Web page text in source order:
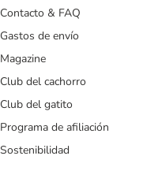
Contacto & FAQ
Gastos de envío
Magazine
Club del cachorro
Club del gatito
Programa de afiliación
Sostenibilidad